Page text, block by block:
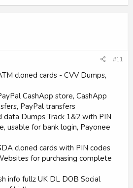
#11
cloned cards - CVV Dumps,
CashApp store, CashApp
PayPal transfers
data Dumps Track 1&2 with PIN
usable for bank login, Payonee
cloned cards with PIN codes
for purchasing complete
info fullz UK DL DOB Social